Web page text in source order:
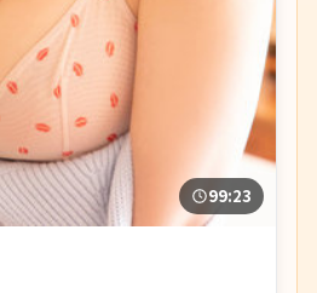
99:23